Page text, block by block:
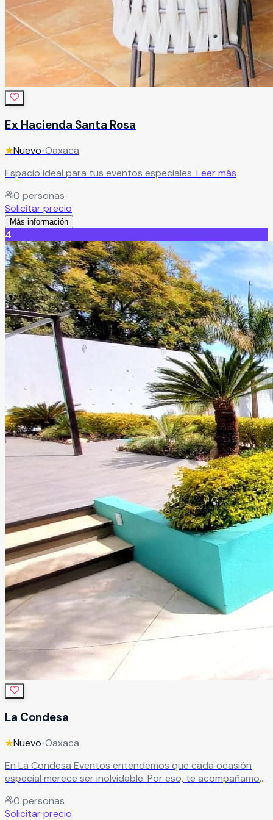
Ex Hacienda Santa Rosa
★Nuevo•Oaxaca
Espacio ideal para tus eventos especiales. Leer más
0 personas
Solicitar precio
Más información
4
La Condesa
★Nuevo•Oaxaca
En La Condesa Eventos entendemos que cada ocasión
especial merece ser inolvidable. Por eso, te acompañamos
cuidando cada detalle para que todo salga perfecto. Tú
solo elige los servicios y opciones que más te gusten, y
0 personas
Solicitar precio